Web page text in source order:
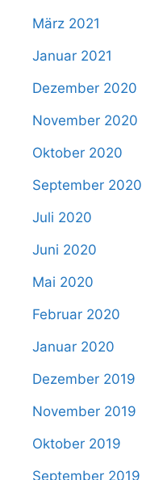
März 2021
Januar 2021
Dezember 2020
November 2020
Oktober 2020
September 2020
Juli 2020
Juni 2020
Mai 2020
Februar 2020
Januar 2020
Dezember 2019
November 2019
Oktober 2019
September 2019